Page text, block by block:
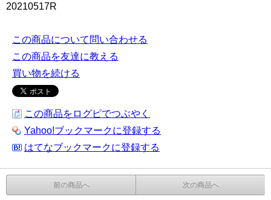
20210517R
この商品について問い合わせる
この商品を友達に教える
買い物を続ける
この商品をログピでつぶやく
Yahoo!ブックマークに登録する
はてなブックマークに登録する
前の商品へ 次の商品へ